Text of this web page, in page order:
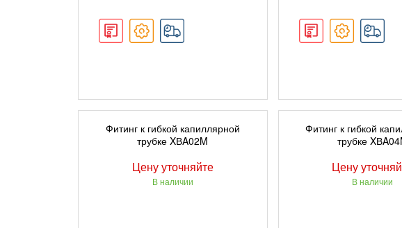
ПОДРОБНЕЕ
Фитинг к гибкой капиллярной
трубке XВA02M
Цену уточняйте
В наличии
Фитинг к гибкой
трубке
Цену
В наличии